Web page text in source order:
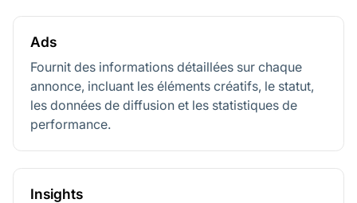
Ads
Fournit des informations détaillées sur chaque
annonce, incluant les éléments créatifs, le statut,
les données de diffusion et les statistiques de
performance.
Insights